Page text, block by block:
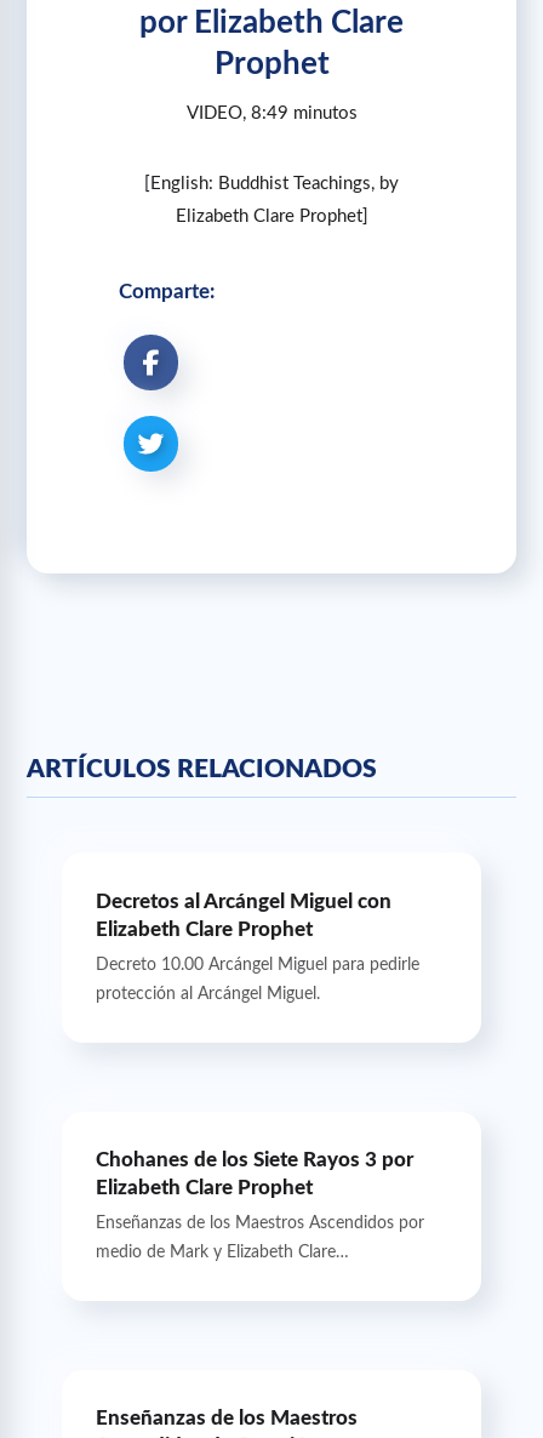
por Elizabeth Clare
Prophet
VIDEO, 8:49 minutos
[English: Buddhist Teachings, by
Elizabeth Clare Prophet]
Comparte:
ARTÍCULOS RELACIONADOS
Decretos al Arcángel Miguel con
Elizabeth Clare Prophet
Decreto 10.00 Arcángel Miguel para pedirle
protección al Arcángel Miguel.
Chohanes de los Siete Rayos 3 por
Elizabeth Clare Prophet
Enseñanzas de los Maestros Ascendidos por
medio de Mark y Elizabeth Clare…
Enseñanzas de los Maestros